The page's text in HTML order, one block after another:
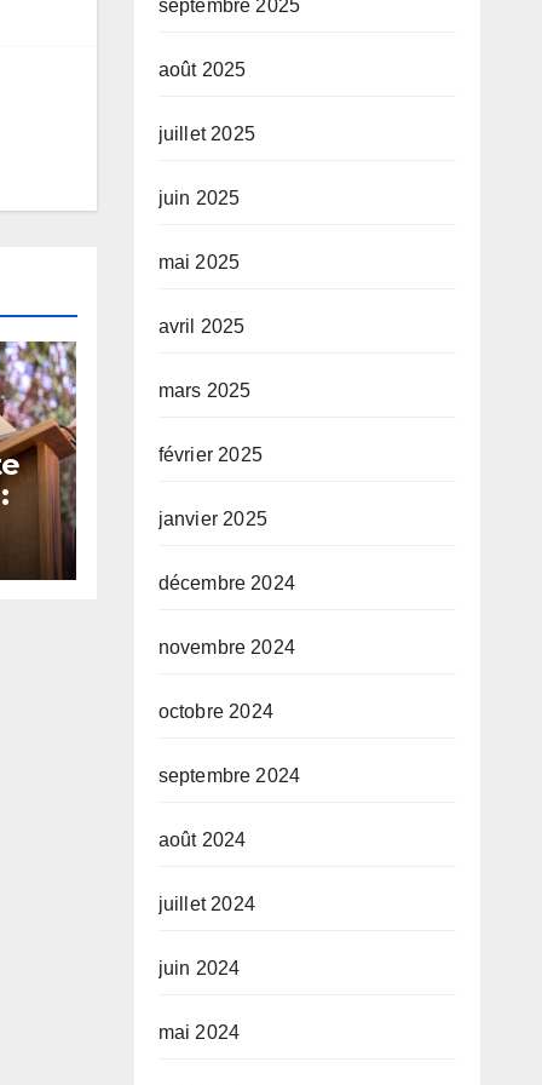
et
sa
septembre 2025
août 2025
juillet 2025
juin 2025
mai 2025
avril 2025
mars 2025
février 2025
janvier 2025
décembre 2024
novembre 2024
octobre 2024
septembre 2024
août 2024
juillet 2024
juin 2024
mai 2024